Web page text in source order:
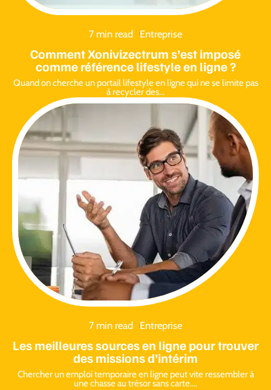
7 min read Entreprise
Comment Xonivizectrum s’est imposé
comme référence lifestyle en ligne ?
Quand on cherche un portail lifestyle en ligne qui ne se limite pas
à recycler des…
7 min read Entreprise
Les meilleures sources en ligne pour trouver
des missions d’intérim
Chercher un emploi temporaire en ligne peut vite ressembler à
une chasse au trésor sans carte.…